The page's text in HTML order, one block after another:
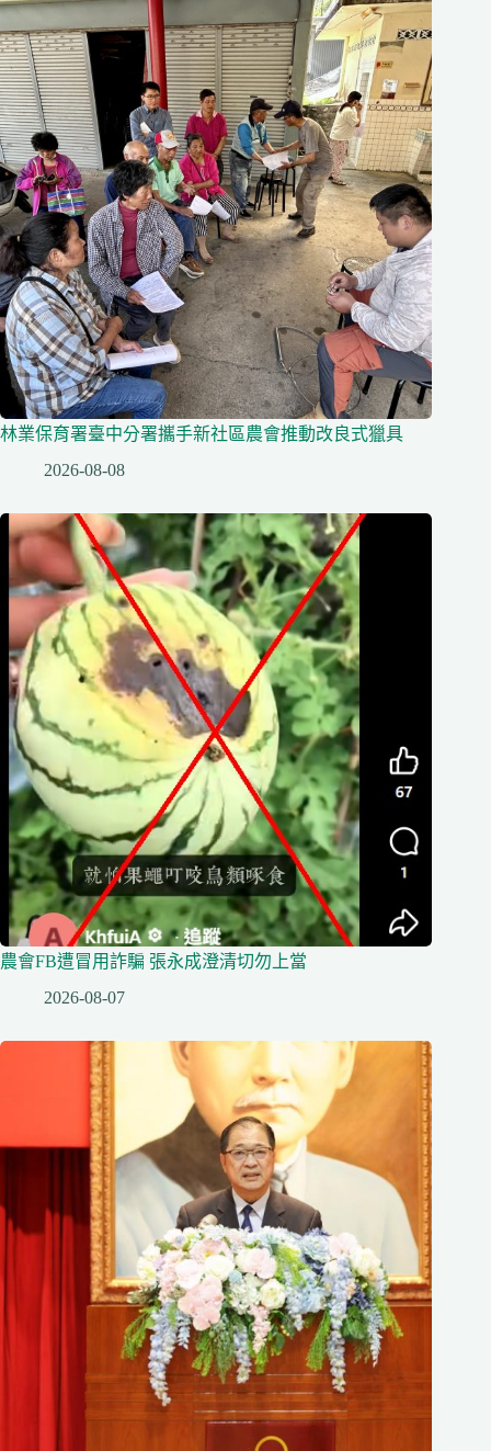
林業保育署臺中分署攜手新社區農會推動改良式獵具
2026-08-08
農會FB遭冒用詐騙 張永成澄清切勿上當
2026-08-07